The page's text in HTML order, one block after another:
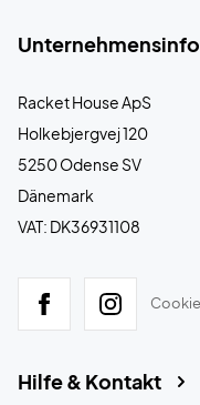
Racket House ApS
Holkebjergvej 120
5250 Odense SV
Dänemark
VAT: DK36931108
Hilfe & Kontakt